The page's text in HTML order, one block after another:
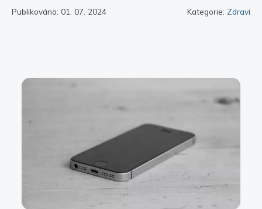
Publikováno: 01. 07. 2024 Kategorie: Zdraví